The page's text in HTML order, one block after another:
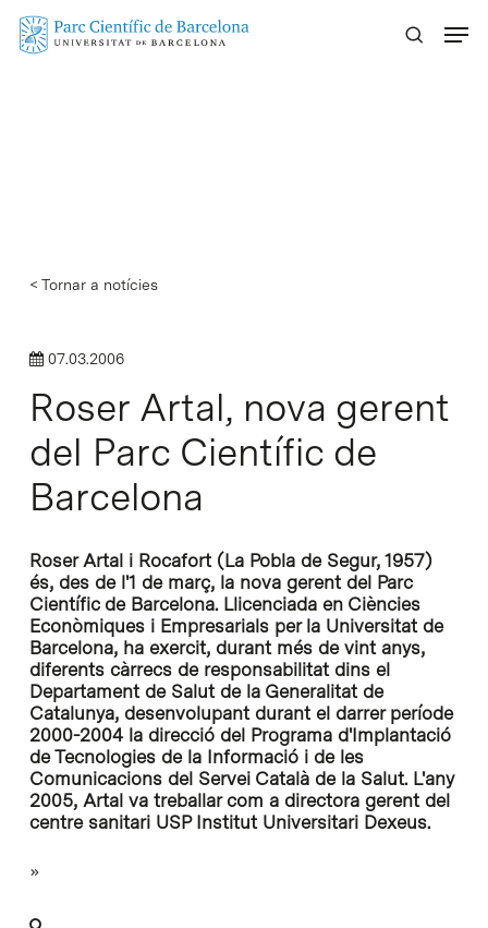
Skip
< Tornar a notícies
07.03.2006
Roser Artal, nova gerent
del Parc Científic de
Barcelona
Roser Artal i Rocafort (La Pobla de Segur, 1957)
és, des de l'1 de març, la nova gerent del Parc
Científic de Barcelona. Llicenciada en Ciències
Econòmiques i Empresarials per la Universitat de
Barcelona, ha exercit, durant més de vint anys,
diferents càrrecs de responsabilitat dins el
Departament de Salut de la Generalitat de
Catalunya, desenvolupant durant el darrer període
2000-2004 la direcció del Programa d'Implantació
de Tecnologies de la Informació i de les
Comunicacions del Servei Català de la Salut. L'any
2005, Artal va treballar com a directora gerent del
centre sanitari USP Institut Universitari Dexeus.
»